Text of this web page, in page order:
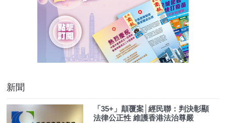
新聞
「35+」顛覆案│經民聯：判決彰顯
法律公正性 維護香港法治尊嚴